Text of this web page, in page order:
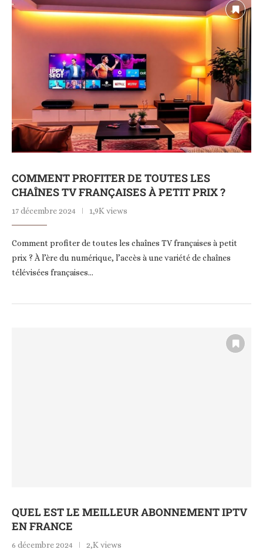
COMMENT PROFITER DE TOUTES LES
CHAÎNES TV FRANÇAISES À PETIT PRIX ?
17 décembre 2024 1,9K views
Comment profiter de toutes les chaînes TV françaises à petit
prix ? À l’ère du numérique, l’accès à une variété de chaînes
télévisées françaises…
QUEL EST LE MEILLEUR ABONNEMENT IPTV
EN FRANCE
6 décembre 2024 2,K views